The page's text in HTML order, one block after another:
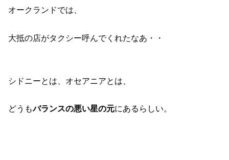
オークランドでは、
大抵の店がタクシー呼んでくれたなあ・・
シドニーとは、 オセアニアとは、
どうもバランスの悪い星の元にあるらしい。